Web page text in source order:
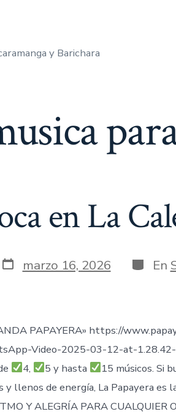
y Barichara
en La
Fecha
de
marzo 16, 2026 En
PAPAYERA» https://
Video-2025-03-12-at-
4, 5 y hasta
15 músicos. Si
llenos de energía, La Papayera es
Y ALEGRÍA PARA CUALQUIER